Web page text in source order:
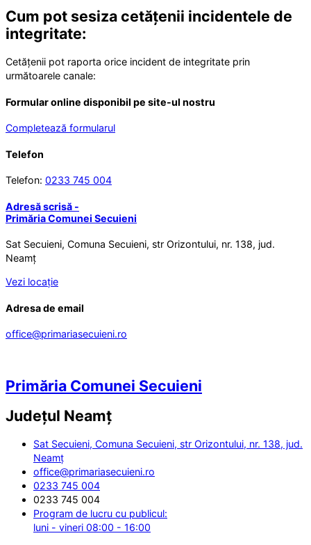
Cum pot sesiza cetățenii incidentele de
integritate:
Cetățenii pot raporta orice incident de integritate prin
următoarele canale:
Formular online disponibil pe site-ul nostru
Completează formularul
Telefon
Telefon: 0233 745 004
Adresă scrisă -
Primăria Comunei Secuieni
Sat Secuieni, Comuna Secuieni, str Orizontului, nr. 138, jud.
Neamț
Vezi locație
Adresa de email
office@primariasecuieni.ro
Primăria Comunei Secuieni
Județul Neamț
Sat Secuieni, Comuna Secuieni, str Orizontului, nr. 138, jud.
Neamț
office@primariasecuieni.ro
0233 745 004
0233 745 004
Program de lucru cu publicul:
luni - vineri 08:00 - 16:00